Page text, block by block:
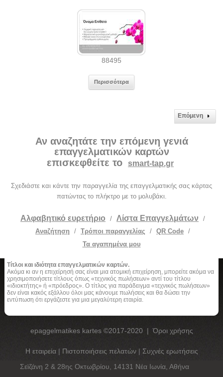
88495
Περισσότερα
Επόμενη
Αν αναζητάτε την επόμενη γενιά
επαγγελματικών καρτών
επισκεφθείτε το
smart-tap.gr
Σχεδιάστε και κάντε την παραγγελία της επαγγελματικής σας κάρτας
πατώντας το πλήκτρο με το μολυβάκι.
Αλφαβητικό ευρετήριο / Λίστα Επαγγελμάτων
/
Αναζήτηση
/ Τρόποι παραγγελίας / QR Code /
Τα αγαπημένα μου
Τίτλοι και ιδιότητα επαγγελματικών καρτών.
Ακόμα κι αν η επιχείρησή σας είναι μια ατομική επιχείρηση, μπορείτε ακόμα να
χρησιμοποιήσετε τίτλους όπως «τεχνικός πωλήσεων» αντί του τίτλου
«ιδιοκτήτης» ή «πρόεδρος». Ο τίτλος για παράδειγμα «τεχνικός πωλήσεων»
δεν είναι κακός εξάλλου όλοι μας κάνουμε πωλήσεις και θα δώσει την
εντύπωση ότι εργάζεστε για μια μεγαλύτερη εταιρία.
epaggelmatikes kartes ©2017-2020 | Όροι χρήσης
Η εταιρεία | Πιστοποιήσεις πελατών | Συχνές ερωτήσεις
Σεϊζάνη 2 & 28ης Οκτωβρίου, 14131 Νέα Ιωνία, Αθήνα